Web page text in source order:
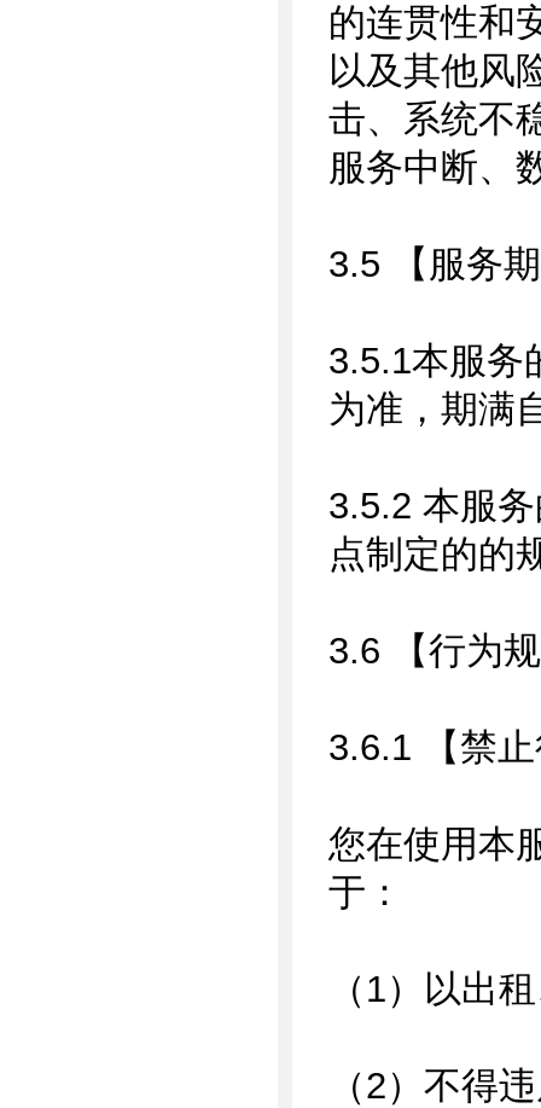
的连贯性和
以及其他风
击、系统不
服务中断、
3.5 【服务
3.5.1本服务
为准，期满
3.5.2 本服
点制定的的
3.6 【行为
3.6.1 【禁
您在使用本
于：
（1）以出
（2）不得